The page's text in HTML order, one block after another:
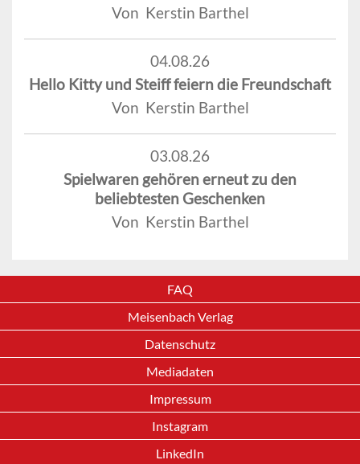
Von Kerstin Barthel
04.08.26
Hello Kitty und Steiff feiern die Freundschaft
Von Kerstin Barthel
03.08.26
Spielwaren gehören erneut zu den
beliebtesten Geschenken
Von Kerstin Barthel
FAQ
Meisenbach Verlag
Datenschutz
Mediadaten
Impressum
Instagram
LinkedIn